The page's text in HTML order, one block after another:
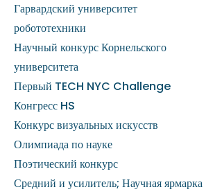
Гарвардский университет
робототехники
Научный конкурс Корнельского
университета
Первый TECH NYC Challenge
Конгресс HS
Конкурс визуальных искусств
Олимпиада по науке
Поэтический конкурс
Средний и усилитель; Научная ярмарка